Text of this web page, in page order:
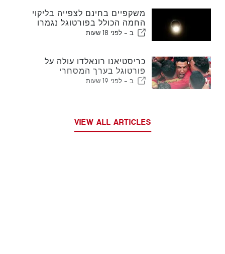
משקפיים בחינם לצפייה בליקוי
החמה הכולל בפורטוגל נגמרו
ב - לפני 18 שעות
כריסטיאנו רונאלדו עולה על
פורטוגל בערך המסחרי
ב - לפני 19 שעות
VIEW ALL ARTICLES